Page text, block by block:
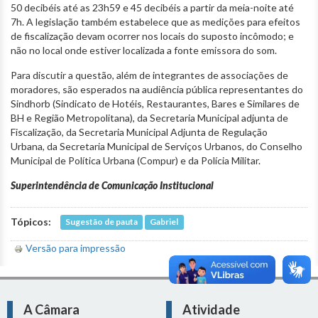
50 decibéis até as 23h59 e 45 decibéis a partir da meia-noite até
7h. A legislação também estabelece que as medições para efeitos
de fiscalização devam ocorrer nos locais do suposto incômodo; e
não no local onde estiver localizada a fonte emissora do som.
Para discutir a questão, além de integrantes de associações de
moradores, são esperados na audiência pública representantes do
Sindhorb (Sindicato de Hotéis, Restaurantes, Bares e Similares de
BH e Região Metropolitana), da Secretaria Municipal adjunta de
Fiscalização, da Secretaria Municipal Adjunta de Regulação
Urbana, da Secretaria Municipal de Serviços Urbanos, do Conselho
Municipal de Política Urbana (Compur) e da Polícia Militar.
Superintendência de Comunicação Institucional
Tópicos: Sugestão de pauta Gabriel
Versão para impressão
A Câmara
Atividade